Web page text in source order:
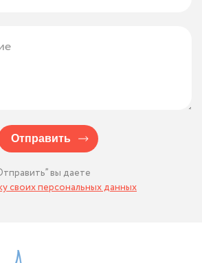
Отправить
вы даете
своих персональных данных